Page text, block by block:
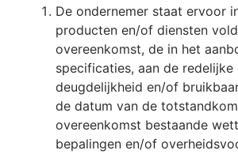
De ondernemer staat ervoor
producten en/of diensten
overeenkomst, de in het
specificaties, aan de redelijke
deugdelijkheid en/of
de datum van de
overeenkomst bestaande
bepalingen en/of